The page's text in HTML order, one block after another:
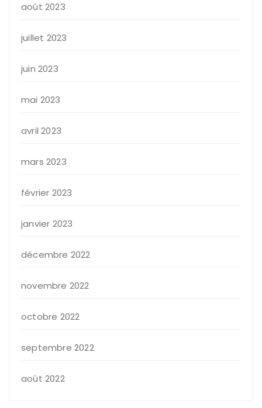
août 2023
juillet 2023
juin 2023
mai 2023
avril 2023
mars 2023
février 2023
janvier 2023
décembre 2022
novembre 2022
octobre 2022
septembre 2022
août 2022